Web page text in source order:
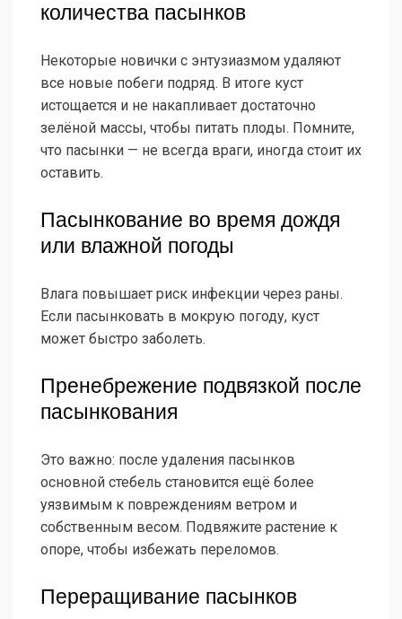
количества пасынков
Некоторые новички с энтузиазмом удаляют
все новые побеги подряд. В итоге куст
истощается и не накапливает достаточно
зелёной массы, чтобы питать плоды. Помните,
что пасынки — не всегда враги, иногда стоит их
оставить.
Пасынкование во время дождя
или влажной погоды
Влага повышает риск инфекции через раны.
Если пасынковать в мокрую погоду, куст
может быстро заболеть.
Пренебрежение подвязкой после
пасынкования
Это важно: после удаления пасынков
основной стебель становится ещё более
уязвимым к повреждениям ветром и
собственным весом. Подвяжите растение к
опоре, чтобы избежать переломов.
Переращивание пасынков